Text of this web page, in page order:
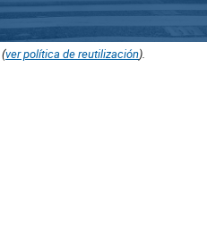
ver política de reutilización).